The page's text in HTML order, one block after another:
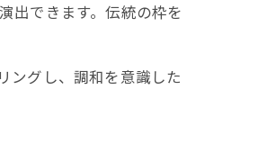
出できます。伝統の枠を
ングし、調和を意識した